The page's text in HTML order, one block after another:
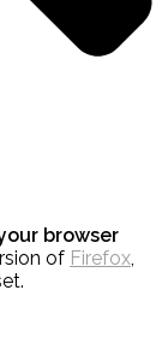
browser
of Firefox